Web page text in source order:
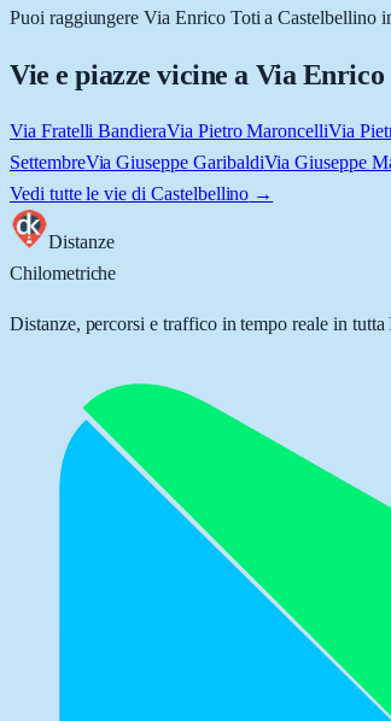
Puoi raggiungere Via Enrico Toti a Castelbellino
Vie e piazze vicine a Via Enrico
Via Fratelli BandieraVia Pietro MaroncelliVia
SettembreVia Giuseppe GaribaldiVia Giuseppe
Vedi tutte le vie di Castelbellino →
Distanze
Chilometriche
Distanze, percorsi e traffico in tempo reale in tutta